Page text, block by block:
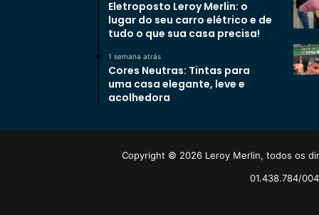
Eletroposto Leroy Merlin: o
lugar do seu carro elétrico e de
tudo o que sua casa precisa!
1 semana atrás
Cores Neutras: Tintas para
uma casa elegante, leve e
acolhedora
Copyright © 2026 Leroy Merlin, todos os
01.438.784/